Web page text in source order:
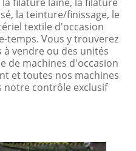
la teinture/finissage, le
textile d'occasion
temps. Vous y trouverez
à vendre ou des unités
de machines d'occasion
et toutes nos machines
notre contrôle exclusif